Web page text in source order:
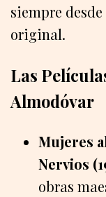
siempre
original.
Las
Almodóvar
Mujeres
Nervios
obras